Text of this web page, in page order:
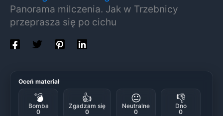
Panorama milczenia. Jak w Trzebnicy
przeprasza się po cichu
Oceń materiał
💣
Bomba
0
👍
Zgadzam się
0
😐
Neutralne
0
👎
Dno
0